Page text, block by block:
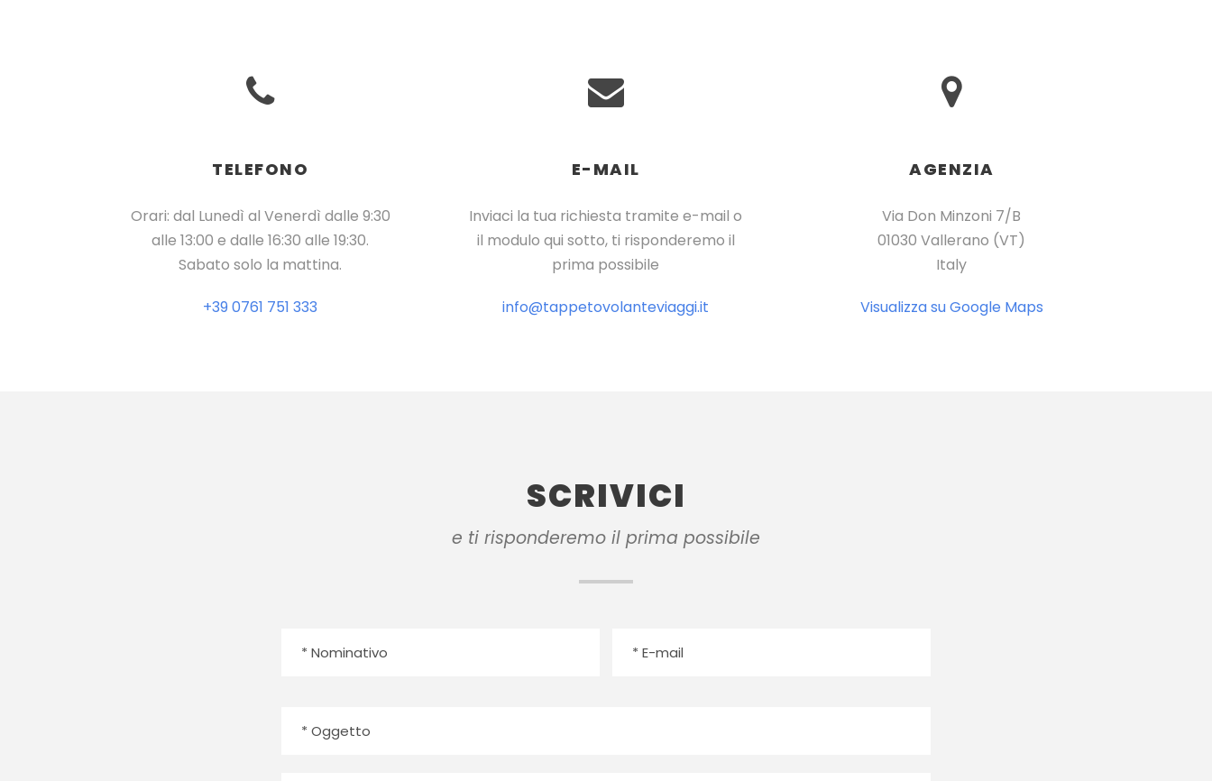
TELEFONO
Orari: dal Lunedì al Venerdì dalle 9:30
alle 13:00 e dalle 16:30 alle 19:30.
Sabato solo la mattina.
+39 0761 751 333
E-MAIL
Inviaci la tua richiesta tramite e-mail o
il modulo qui sotto, ti risponderemo il
prima possibile
info@tappetovolanteviaggi.it
AGENZIA
Via Don Minzoni 7/B
01030 Vallerano (VT)
Italy
Visualizza su Google Maps
SCRIVICI
e ti risponderemo il prima possibile